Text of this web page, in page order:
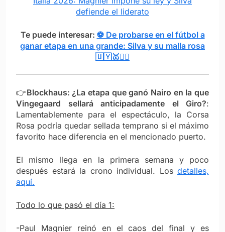
defiende el liderato
Te puede interesar: ⚽ De probarse en el fútbol a
ganar etapa en una grande: Silva y su malla rosa
🇺🇾🥇🚴‍♂️
👉Blockhaus: ¿La etapa que ganó Nairo en la que
Vingegaard sellará anticipadamente el Giro?:
Lamentablemente para el espectáculo, la Corsa
Rosa podría quedar sellada temprano si el máximo
favorito hace diferencia en el mencionado puerto.
El mismo llega en la primera semana y poco
después estará la crono individual. Los detalles,
aquí.
Todo lo que pasó el día 1:
-Paul Magnier reinó en el caos del final y es